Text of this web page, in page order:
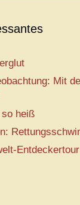
Mit
heiß
Entdeckertour